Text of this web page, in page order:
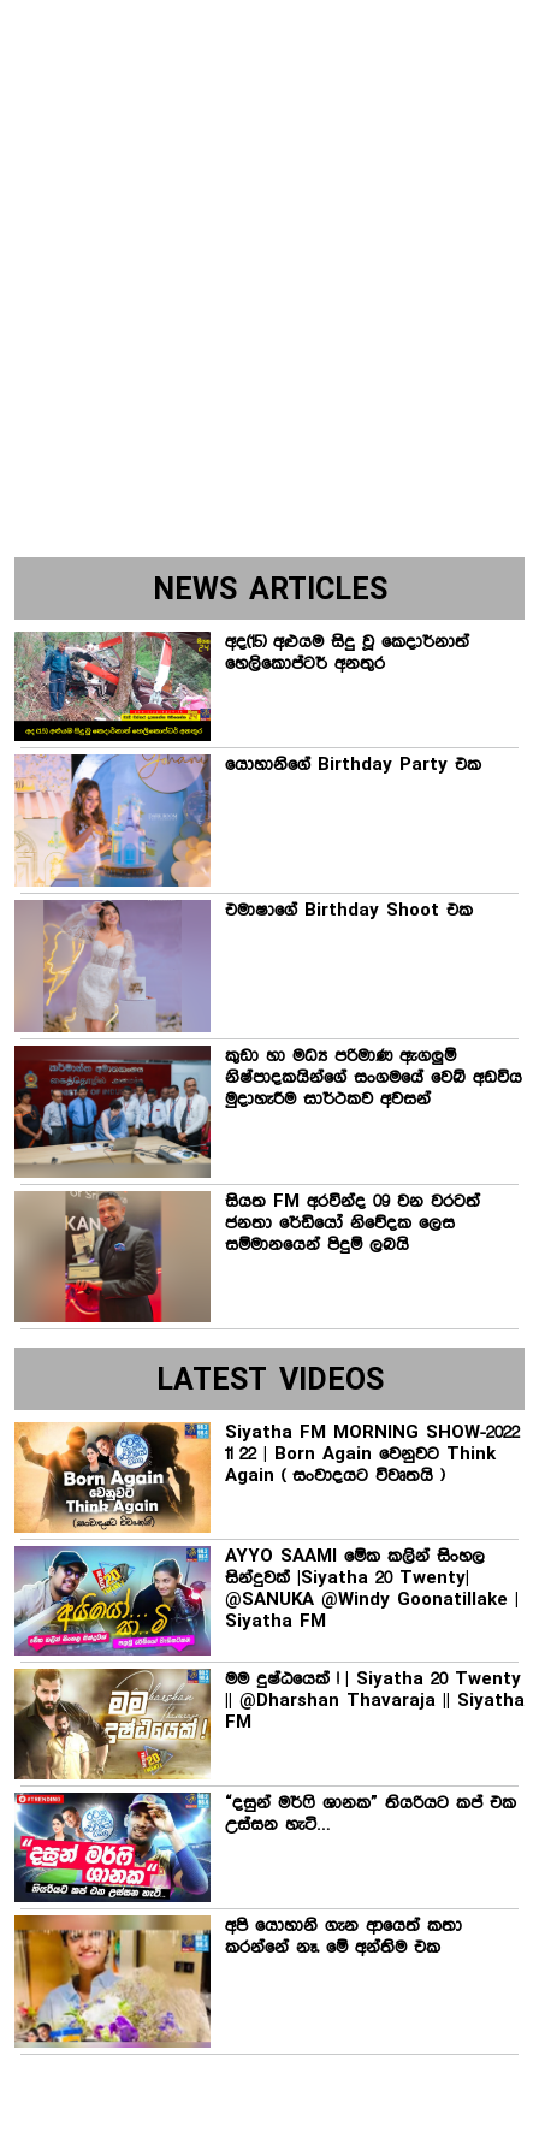
NEWS ARTICLES
අද(15) අළුයම සිදු වූ කෙදාර්නාත්
හෙලිකොප්ටර් අනතුර
යොහානිගේ Birthday Party එක
එමාෂාගේ Birthday Shoot එක
කුඩා හා මධ්‍ය පරිමාණ ඇගලුම්
නිෂ්පාදකයින්ගේ සංගමයේ වෙබ් අඩවිය
මුදාහැරීම සාර්ථකව අවසන්
සියත FM අරවින්ද 09 වන වරටත්
ජනතා රේඩියෝ නිවේදක ලෙස
සම්මානයෙන් පිදුම් ලබයි
LATEST VIDEOS
Siyatha FM MORNING SHOW-2022
11 22 | Born Again වෙනුවට Think
Again ( සංවාදයට විවෘතයි )
AYYO SAAMI මේක කලින් සිංහල
සින්දුවක් |Siyatha 20 Twenty|
@SANUKA @Windy Goonatillake |
Siyatha FM
මම දුෂ්ඨයෙක් ! | Siyatha 20 Twenty
|| @Dharshan Thavaraja || Siyatha
FM
“දසුන් මර්ෆි ශානක” තියරියට කප් එක
උස්සන හැටි…
අපි යොහානි ගැන ආයෙත් කතා
කරන්නේ නෑ. මේ අන්තිම එක